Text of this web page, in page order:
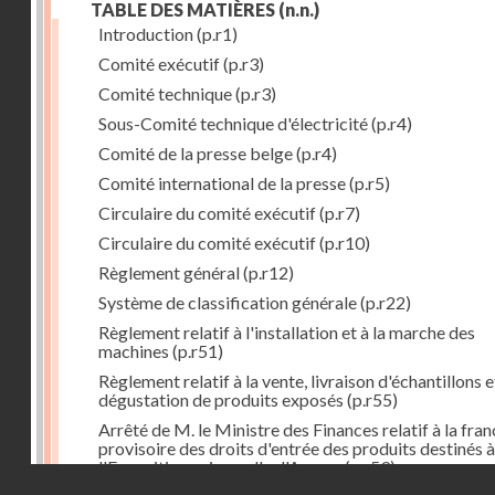
TABLE DES MATIÈRES (n.n.)
Introduction(p.r1)
Comité exécutif(p.r3)
Comité technique(p.r3)
Sous-Comité technique d'électricité(p.r4)
Comité de la presse belge(p.r4)
Comité international de la presse(p.r5)
Circulaire du comité exécutif(p.r7)
Circulaire du comité exécutif(p.r10)
Règlement général(p.r12)
Système de classification générale(p.r22)
Règlement relatif à l'installation et à la marche des
machines (p.r51)
Règlement relatif à la vente, livraison d'échantillons
dégustation de produits exposés (p.r55)
Arrêté de M. le Ministre des Finances relatif à la
provisoire des droits d'entrée des produits destinés à
l'Exposition universelle d'Anvers(p.r59)